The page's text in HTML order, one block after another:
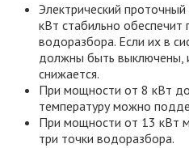
Электрический
кВт стабильно обеспечит
водоразбора. Если их в
должны быть выключены,
снижается.
При мощности от 8 кВт
температуру можно
При мощности от 13 кВт
три точки водоразбора.